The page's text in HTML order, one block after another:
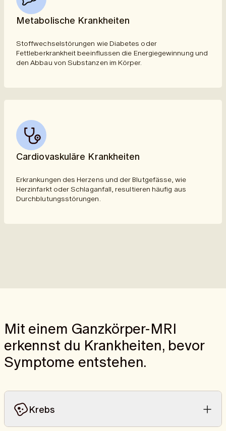
Metabolische Krankheiten
Stoffwechselstörungen wie Diabetes oder
Fettleberkrankheit beeinflussen die Energiegewinnung und
den Abbau von Substanzen im Körper.
Cardiovaskuläre Krankheiten
Erkrankungen des Herzens und der Blutgefässe, wie
Herzinfarkt oder Schlaganfall, resultieren häufig aus
Durchblutungsstörungen.
Mit einem Ganzkörper-MRI
erkennst du Krankheiten, bevor
Symptome entstehen.
Krebs